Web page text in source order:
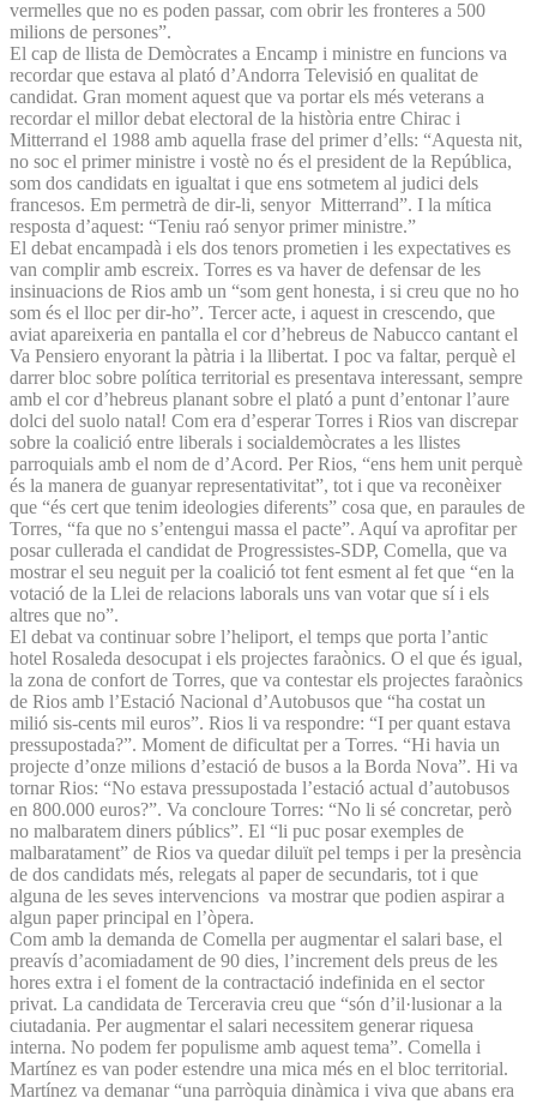
vermelles que no es poden passar, com obrir les fronteres a 500
milions de persones”.
El cap de llista de Demòcrates a Encamp i ministre en funcions va
recordar que estava al plató d’Andorra Televisió en qualitat de
candidat. Gran moment aquest que va portar els més veterans a
recordar el millor debat electoral de la història entre Chirac i
Mitterrand el 1988 amb aquella frase del primer d’ells: “Aquesta nit,
no soc el primer ministre i vostè no és el president de la República,
som dos candidats en igualtat i que ens sotmetem al judici dels
francesos. Em permetrà de dir-li, senyor Mitterrand”. I la mítica
resposta d’aquest: “Teniu raó senyor primer ministre.”
El debat encampadà i els dos tenors prometien i les expectatives es
van complir amb escreix. Torres es va haver de defensar de les
insinuacions de Rios amb un “som gent honesta, i si creu que no ho
som és el lloc per dir-ho”. Tercer acte, i aquest in crescendo, que
aviat apareixeria en pantalla el cor d’hebreus de Nabucco cantant el
Va Pensiero enyorant la pàtria i la llibertat. I poc va faltar, perquè el
darrer bloc sobre política territorial es presentava interessant, sempre
amb el cor d’hebreus planant sobre el plató a punt d’entonar l’aure
dolci del suolo natal! Com era d’esperar Torres i Rios van discrepar
sobre la coalició entre liberals i socialdemòcrates a les llistes
parroquials amb el nom de d’Acord. Per Rios, “ens hem unit perquè
és la manera de guanyar representativitat”, tot i que va reconèixer
que “és cert que tenim ideologies diferents” cosa que, en paraules de
Torres, “fa que no s’entengui massa el pacte”. Aquí va aprofitar per
posar cullerada el candidat de Progressistes-SDP, Comella, que va
mostrar el seu neguit per la coalició tot fent esment al fet que “en la
votació de la Llei de relacions laborals uns van votar que sí i els
altres que no”.
El debat va continuar sobre l’heliport, el temps que porta l’antic
hotel Rosaleda desocupat i els projectes faraònics. O el que és igual,
la zona de confort de Torres, que va contestar els projectes faraònics
de Rios amb l’Estació Nacional d’Autobusos que “ha costat un
milió sis-cents mil euros”. Rios li va respondre: “I per quant estava
pressupostada?”. Moment de dificultat per a Torres. “Hi havia un
projecte d’onze milions d’estació de busos a la Borda Nova”. Hi va
tornar Rios: “No estava pressupostada l’estació actual d’autobusos
en 800.000 euros?”. Va concloure Torres: “No li sé concretar, però
no malbaratem diners públics”. El “li puc posar exemples de
malbaratament” de Rios va quedar diluït pel temps i per la presència
de dos candidats més, relegats al paper de secundaris, tot i que
alguna de les seves intervencions va mostrar que podien aspirar a
algun paper principal en l’òpera.
Com amb la demanda de Comella per augmentar el salari base, el
preavís d’acomiadament de 90 dies, l’increment dels preus de les
hores extra i el foment de la contractació indefinida en el sector
privat. La candidata de Terceravia creu que “són d’il·lusionar a la
ciutadania. Per augmentar el salari necessitem generar riquesa
interna. No podem fer populisme amb aquest tema”. Comella i
Martínez es van poder estendre una mica més en el bloc territorial.
Martínez va demanar “una parròquia dinàmica i viva que abans era